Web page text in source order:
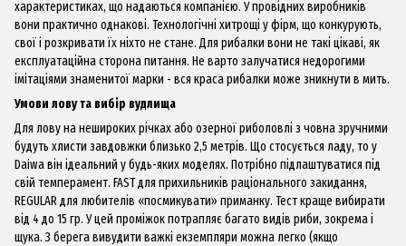
характеристиках, що надаються компанією. У провідних виробників
вони практично однакові. Технологічні хитрощі у фірм, що конкурують,
свої і розкривати їх ніхто не стане. Для рибалки вони не такі цікаві, як
експлуатаційна сторона питання. Не варто залучатися недорогими
імітаціями знаменитої марки - вся краса рибалки може зникнути в мить.
Умови лову та вибір вудлища
Для лову на нешироких річках або озерної риболовлі з човна зручними
будуть хлисти завдовжки близько 2,5 метрів. Що стосується ладу, то у
Daiwa він ідеальний у будь-яких моделях. Потрібно підлаштуватися під
свій темперамент. FAST для прихильників раціонального закидання,
REGULAR для любителів «посмикувати» приманку. Тест краще вибирати
від 4 до 15 гр. У цей проміжок потрапляє багато видів риби, зокрема і
щука. З берега вивудити важкі екземпляри можна легко (якщо